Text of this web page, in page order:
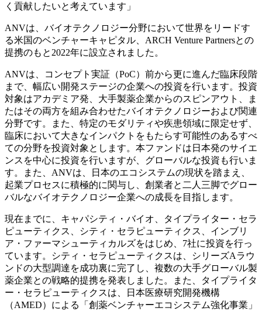
く貢献したいと考えています」
ANVは、バイオテクノロジー分野において世界をリードす
る米国のベンチャーキャピタル、ARCH Venture Partnersとの
提携のもと2022年に設立されました。
ANVは、コンセプト実証（PoC）前から更に進んだ臨床段階
まで、幅広い開発ステージの企業への投資を行います。投資
対象はアカデミア発、大手製薬企業からのスピンアウト、ま
たはその両方を組み合わせたバイオテクノロジーおよび関連
分野です。また、特定のモダリティや疾患領域に限定せず、
臨床において大きなインパクトをもたらす可能性のあるすべ
ての分野を投資対象とします。本ファンドは日本発のサイエ
ンスを中心に投資を行いますが、グローバルな投資も行いま
す。また、ANVは、日本のエコシステムの現状を踏まえ、
起業プロセスに積極的に関与し、創業者と二人三脚でグロー
バルなバイオテクノロジー企業への成長を目指します。
現在までに、キャパシティ・バイオ、タイプライター・セラ
ピューティクス、シティ・セラピューティクス、インブリ
ア・ファーマシューティカルズをはじめ、7社に投資を行っ
ています。シティ・セラピューティクスは、シリーズAラウ
ンドの大型調達を成功裏に完了し、複数の大手グローバル製
薬企業との戦略的提携を発表しました。また、タイプライタ
ー・セラピューティクスは、日本医療研究開発機構
（AMED）による「創薬ベンチャーエコシステム強化事業」